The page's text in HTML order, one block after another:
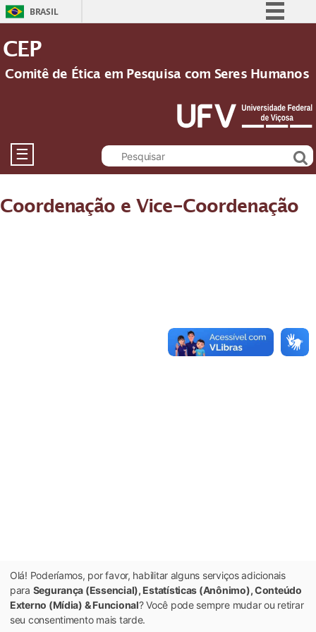
BRASIL
Participe
Acesso à informação
Legislação
Canais
CEP
Comitê de Ética em Pesquisa com Seres Humanos
☰
Coordenação e Vice-Coordenação
Olá! Poderíamos, por favor, habilitar alguns serviços adicionais
para Segurança (Essencial), Estatísticas (Anônimo), Conteúdo
Externo (Mídia) & Funcional? Você pode sempre mudar ou retirar
seu consentimento mais tarde.